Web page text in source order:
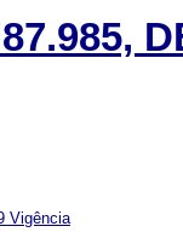
Vigência